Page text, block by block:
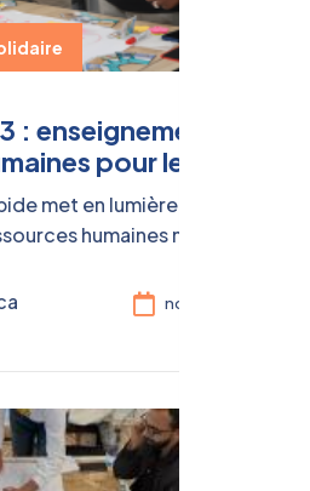
: enseignements
pour les
met en lumière
humaines non
d’impact.
nov. 28, 2025